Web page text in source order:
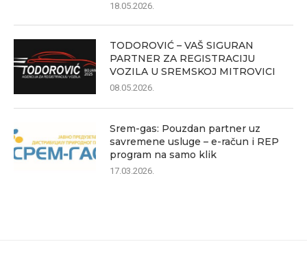
18.05.2026.
TODOROVIĆ – VAŠ SIGURAN
PARTNER ZA REGISTRACIJU
VOZILA U SREMSKOJ MITROVICI
08.05.2026.
Srem-gas: Pouzdan partner uz
savremene usluge – e-račun i REP
program na samo klik
17.03.2026.